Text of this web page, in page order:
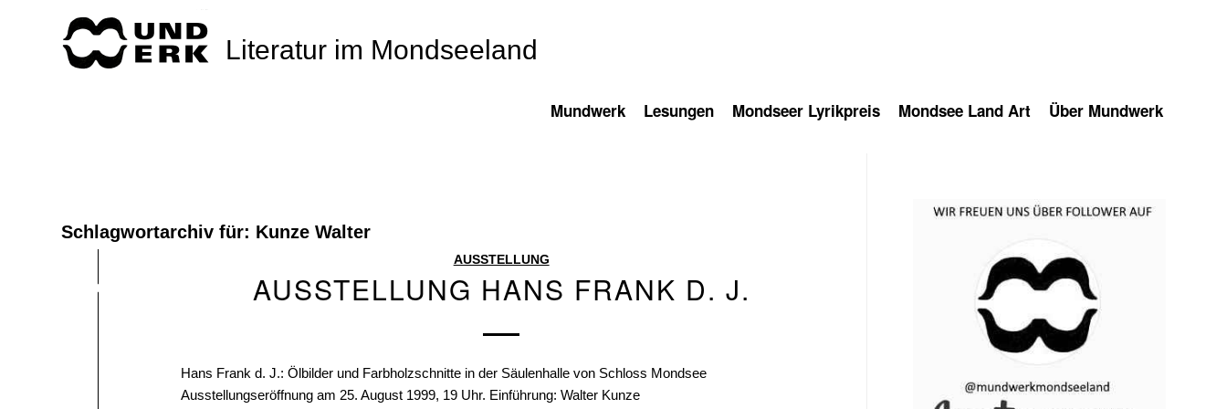
Literatur im Mondseeland
Mundwerk Lesungen Mondseer Lyrikpreis Mondsee Land Art Über Mundwerk
Schlagwortarchiv für: Kunze Walter
AUSSTELLUNG
AUSSTELLUNG HANS FRANK D. J.
Hans Frank d. J.: Ölbilder und Farbholzschnitte in der Säulenhalle von Schloss Mondsee
Ausstellungseröffnung am 25. August 1999, 19 Uhr. Einführung: Walter Kunze